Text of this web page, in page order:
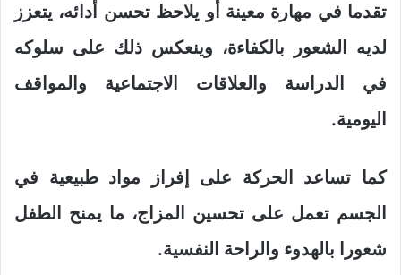
تقدما في مهارة معينة أو يلاحظ تحسن أدائه، يتعزز
لديه الشعور بالكفاءة، وينعكس ذلك على سلوكه
في الدراسة والعلاقات الاجتماعية والمواقف
اليومية.
كما تساعد الحركة على إفراز مواد طبيعية في
الجسم تعمل على تحسين المزاج، ما يمنح الطفل
شعورا بالهدوء والراحة النفسية.